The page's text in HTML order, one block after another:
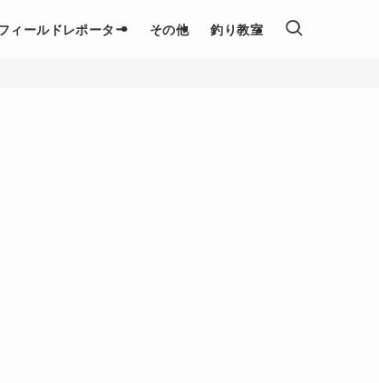
ィールドレポーター その他 釣り教室